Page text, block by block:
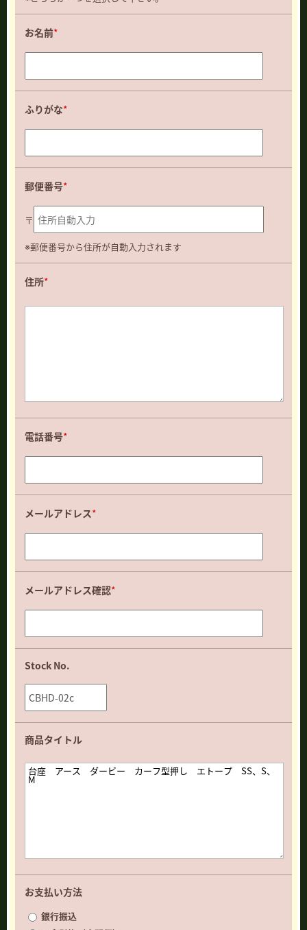
お名前*
ふりがな*
郵便番号*
〒
※郵便番号から住所が自動入力されます
住所*
電話番号*
メールアドレス*
メールアドレス確認*
Stock No.
商品タイトル
お支払い方法
銀行振込